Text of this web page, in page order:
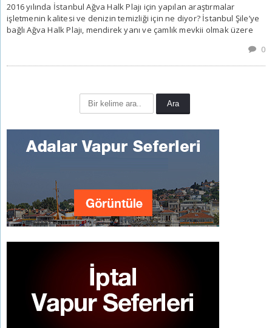
2016 yılında İstanbul Ağva Halk Plajı için yapılan araştırmalar
işletmenin kalitesi ve denizin temizliği için ne diyor? İstanbul Şile’ye
bağlı Ağva Halk Plajı, mendirek yanı ve çamlık mevkii olmak üzere
0